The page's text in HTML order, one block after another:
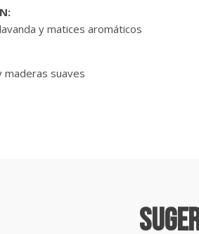
y matices aromáticos
maderas suaves